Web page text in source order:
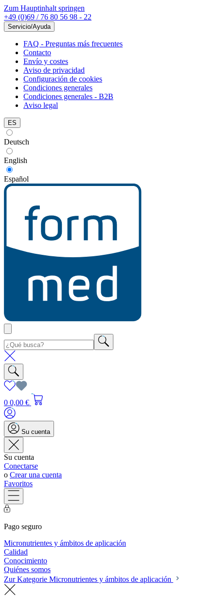
Zum Hauptinhalt springen
+49 (0)69 / 76 80 56 98 - 22
Servicio/Ayuda
FAQ - Preguntas más frecuentes
Contacto
Envío y costes
Aviso de privacidad
Configuración de cookies
Condiciones generales
Condiciones generales - B2B
Aviso legal
ES
Deutsch
English
Español
0 0,00 €
Su cuenta
Su cuenta
Conectarse
o Crear una cuenta
Favoritos
Pago seguro
Micronutrientes y ámbitos de aplicación
Calidad
Conocimiento
Quiénes somos
Zur Kategorie Micronutrientes y ámbitos de aplicación